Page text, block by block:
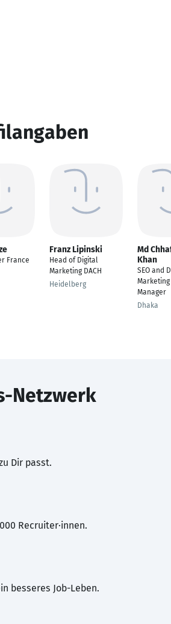
France
Franz Lipinski
Head of Digital
Marketing DACH
Heidelberg
Md
Khan
SEO and
Manager
Dhaka
Netzwerk
Dir passt.
Recruiter·innen.
besseres Job-Leben.